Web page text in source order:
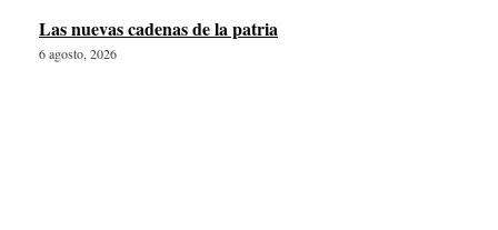
Las nuevas cadenas de la patria
6 agosto, 2026